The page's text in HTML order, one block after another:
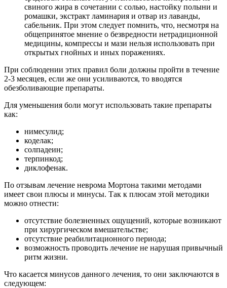
свиного жира в сочетании с солью, настойку полыни и
ромашки, экстракт ламинария и отвар из лаванды,
сабельник. При этом следует помнить, что, несмотря на
общепринятое мнение о безвредности нетрадиционной
медицины, компрессы и мази нельзя использовать при
открытых гнойных и иных поражениях.
При соблюдении этих правил боли должны пройти в течение
2-3 месяцев, если же они усиливаются, то вводятся
обезболивающие препараты.
Для уменьшения боли могут использовать такие препараты
как:
нимесулид;
коделак;
солпадеин;
терпинкод;
диклофенак.
По отзывам лечение неврома Мортона такими методами
имеет свои плюсы и минусы. Так к плюсам этой методики
можно отнести:
отсутствие болезненных ощущений, которые возникают
при хирургическом вмешательстве;
отсутствие реабилитационного периода;
возможность проводить лечение не нарушая привычный
ритм жизни.
Что касается минусов данного лечения, то они заключаются в
следующем: